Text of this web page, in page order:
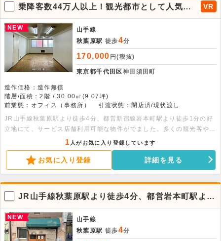
乗降客数44万人以上！観光都市として人気の
秋葉原駅より徒歩4分の2階店舗がでました。
VR
NEW
山手線
秋葉原駅 徒歩4分
170,000 円(税抜)
東京都千代田区神田須田町
造作価格：造作無償
階層/面積：2階 / 30.00㎡(9.07坪)
前業態：オフィス（事務所）
引渡状態：閉店済/現状渡し
JR山手線秋葉原駅より徒歩4分、都営新宿線岩本町駅より徒歩1分の好
立地にて、サービス店舗利用可能な物件がでました。多くの観光客やビ
ジネスマンの見込める立地です。物販やサービス店等の利用が可能にな
ります。2階外壁部分へは大きく看板設置も可能です。是非お早めにお
問い合わせください。
1 人がお気に入り登録しています
お気に入り登録 詳細を見る
JR山手線秋葉原駅より徒歩4分、都営岩本町駅より
徒歩2分の高架下、居酒屋居抜き路面店舗が出まし
た。
NEW
山手線
秋葉原駅 徒歩4分